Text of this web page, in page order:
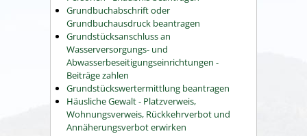
Grundbuchabschrift oder
Grundbuchausdruck beantragen
Grundstücksanschluss an
Wasserversorgungs- und
Abwasserbeseitigungseinrichtungen -
Beiträge zahlen
Grundstückswertermittlung beantragen
Häusliche Gewalt - Platzverweis,
Wohnungsverweis, Rückkehrverbot und
Annäherungsverbot erwirken